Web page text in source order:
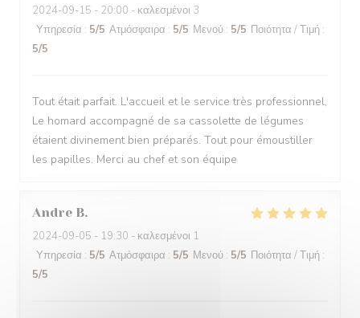
2024-09-15 - 20:00 - καλεσμένοι 3
Υπηρεσία : 5/5 Ατμόσφαιρα : 5/5 Μενού : 5/5 Ποιότητα / Τιμή :
5/5
Tout était parfait. L'accueil et le service très professionnel,
Le homard accompagné de sa cassolette de légumes
étaient divinement bien préparés. Tout pour émoustiller
les papilles. Merci au chef et son équipe
Andre B
2024-09-05 - 19:30 - καλεσμένοι 1
Υπηρεσία : 5/5 Ατμόσφαιρα : 5/5 Μενού : 5/5 Ποιότητα / Τιμή :
5/5